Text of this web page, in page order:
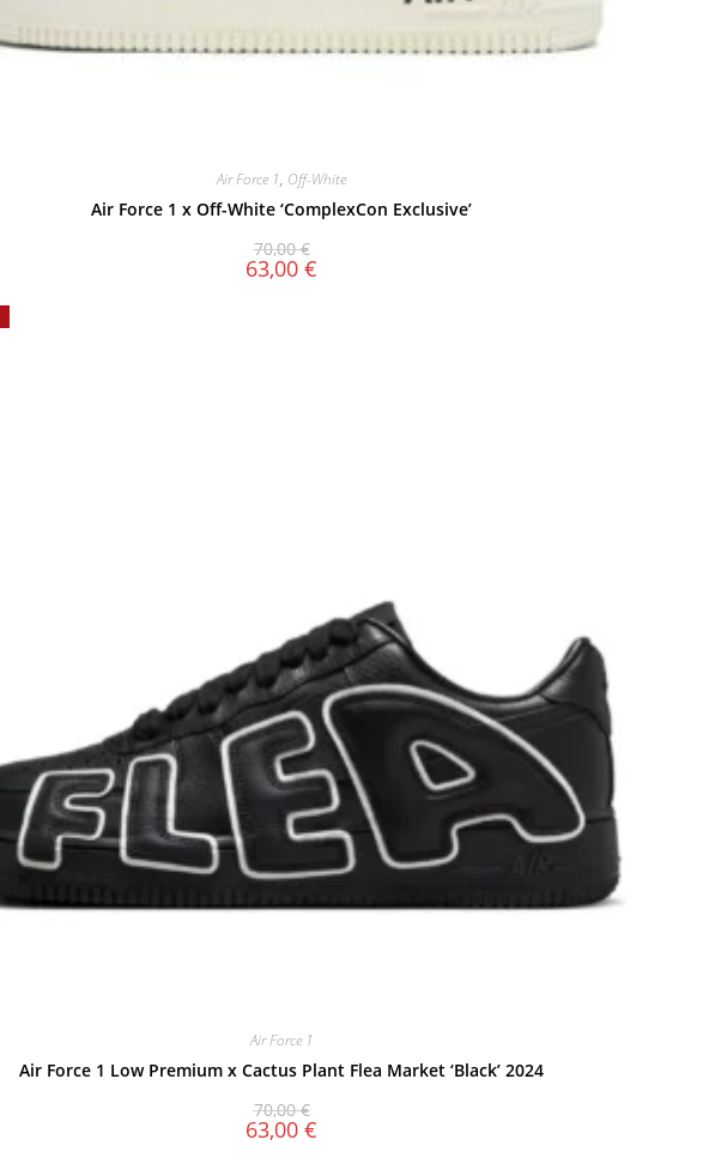
Air Force 1, Off-White
Air Force 1 x Off-White ‘ComplexCon Exclusive’
70,00€
63,00 €
Air Force 1
Air Force 1 Low Premium x Cactus Plant Flea Market ‘Black’ 2024
70,00€
63,00 €